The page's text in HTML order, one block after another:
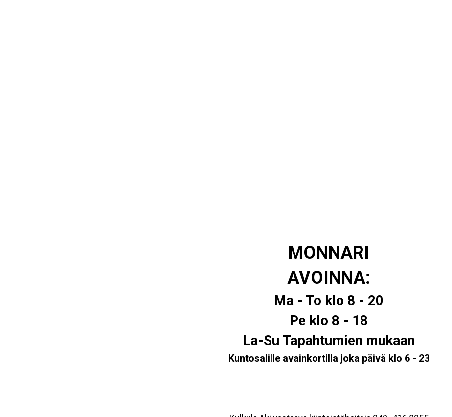
MONNARI
AVOINNA:
Ma - To klo 8 - 20
Pe klo 8 - 18
La-Su Tapahtumien mukaan
Kuntosalille avainkortilla joka päivä klo 6 - 23